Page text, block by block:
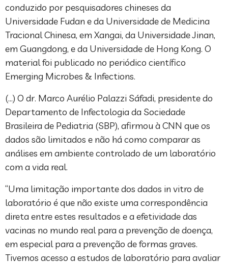
conduzido por pesquisadores chineses da
Universidade Fudan e da Universidade de Medicina
Tracional Chinesa, em Xangai, da Universidade Jinan,
em Guangdong, e da Universidade de Hong Kong. O
material foi publicado no periódico científico
Emerging Microbes & Infections.
(…) O dr. Marco Aurélio Palazzi Sáfadi, presidente do
Departamento de Infectologia da Sociedade
Brasileira de Pediatria (SBP), afirmou à CNN que os
dados são limitados e não há como comparar as
análises em ambiente controlado de um laboratório
com a vida real.
“Uma limitação importante dos dados in vitro de
laboratório é que não existe uma correspondência
direta entre estes resultados e a efetividade das
vacinas no mundo real para a prevenção de doença,
em especial para a prevenção de formas graves.
Tivemos acesso a estudos de laboratório para avaliar